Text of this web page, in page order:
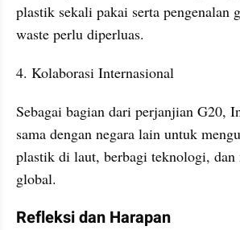
plastik sekali pakai serta pengenalan
waste perlu diperluas.
4. Kolaborasi Internasional
Sebagai bagian dari perjanjian G20,
sama dengan negara lain untuk
plastik di laut, berbagi teknologi, dan
global.
Refleksi dan Harapan